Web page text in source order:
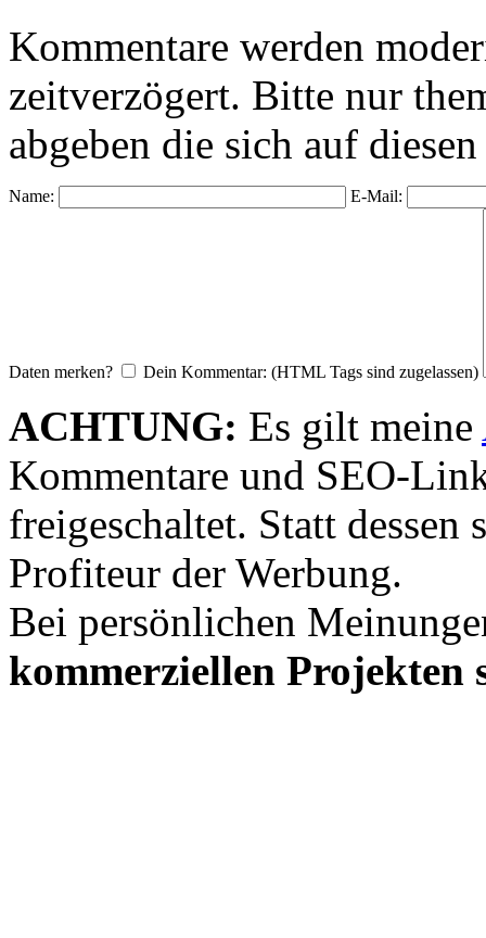
Kommentare werden
zeitverzögert. Bitte nur
abgeben die sich auf
Name: E-Mail:
Daten merken? Dein Kommentar: (HTML Tags sind zugelassen)
ACHTUNG: Es gilt meine
Kommentare und SEO-
freigeschaltet. Statt dessen
Profiteur der Werbung.
Bei persönlichen
kommerziellen Projekten